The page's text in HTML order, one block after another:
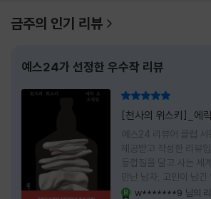
금주의 인기 리뷰
예스24가 선정한 우수작 리뷰
[천사의 위스키]_에
예스24 리뷰어 클럽 서
제공받고 작성한 리뷰
등껍질을 달고 사는 세
만난 남자, 고인이 남긴
식장에서 똥을 싼 개. 이
w*******9 님의